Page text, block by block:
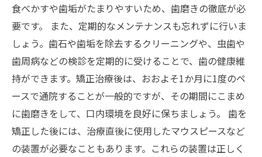
食べかすや歯垢がたまりやすいため、歯磨きの徹底が必
要です。 また、定期的なメンテナンスも忘れずに行いま
しょう。歯石や歯垢を除去するクリーニングや、虫歯や
歯周病などの検診を定期的に受けることで、歯の健康維
持ができます。矯正治療後は、おおよそ1か月に1度のペ
ースで通院することが一般的ですが、その期間にこまめ
に歯磨きをして、口内環境を良好に保ちましょう。 歯を
矯正した後には、治療直後に使用したマウスピースなど
の装置が必要なこともあります。これらの装置は正しく